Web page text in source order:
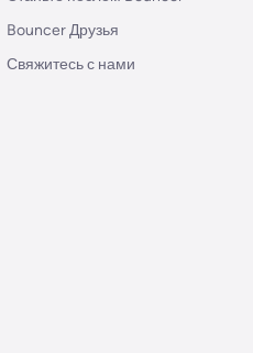
Bouncer Друзья
Свяжитесь с нами